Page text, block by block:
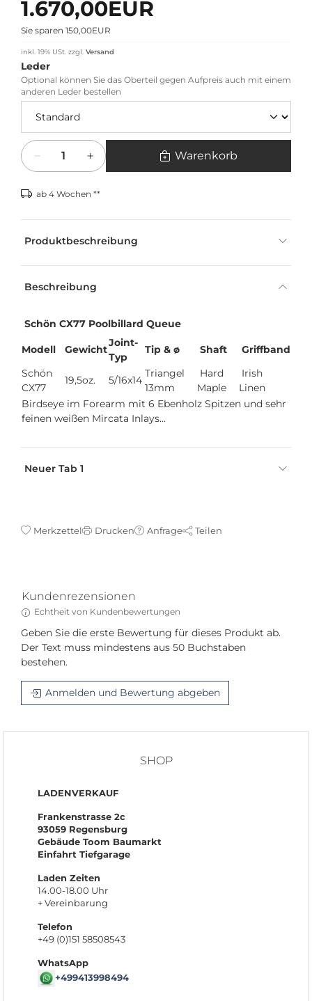
1.670,00EUR
Sie sparen 150,00EUR
inkl. 19% USt. zzgl. Versand
Leder
Optional können Sie das Oberteil gegen Aufpreis auch mit einem
anderen Leder bestellen
Menge
Warenkorb
ab 4 Wochen **
Produktbeschreibung
Beschreibung
Schön CX77 Poolbillard Queue
Modell Gewicht
Joint-
Typ
Tip & ø Shaft
Griffband
Schön
CX77
19,5oz. 5/16x14
Triangel
13mm
Hard
Maple
Irish
Linen
Birdseye im Forearm mit 6 Ebenholz Spitzen und sehr
feinen weißen Mircata Inlays...
Neuer Tab 1
Merkzettel Drucken Anfrage Teilen
Kundenrezensionen
Echtheit von Kundenbewertungen
Geben Sie die erste Bewertung für dieses Produkt ab.
Der Text muss mindestens aus 50 Buchstaben
bestehen.
Anmelden und Bewertung abgeben
SHOP
LADENVERKAUF
Frankenstrasse 2c
93059 Regensburg
Gebäude Toom Baumarkt
Einfahrt Tiefgarage
Laden Zeiten
14.00-18.00 Uhr
+ Vereinbarung
Telefon
+49 (0)151 58508543
WhatsApp
+499413998494